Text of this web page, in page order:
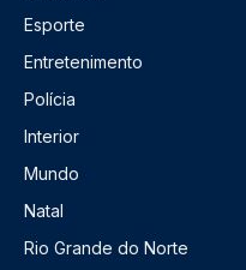
Esporte
Entretenimento
Polícia
Interior
Mundo
Natal
Rio Grande do Norte